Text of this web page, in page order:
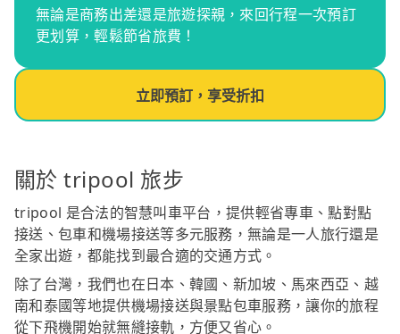
無論是商務出差還是旅遊探親，來回行程一次預訂
更划算，輕鬆節省旅費！
立即預訂，享受折扣
關於 tripool 旅步
tripool 是合法的智慧叫車平台，提供輕省專車、點對點
接送、包車和機場接送等多元服務，無論是一人旅行還是
全家出遊，都能找到最合適的交通方式。
除了台灣，我們也在日本、韓國、新加坡、馬來西亞、越
南和泰國等地提供機場接送與景點包車服務，讓你的旅程
從下飛機開始就無縫接軌，方便又省心。